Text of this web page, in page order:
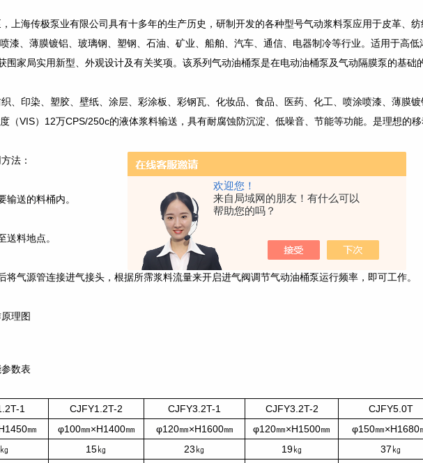
欢迎您！
来自局域网的朋友！有什么可以
帮助您的吗？
上海传极泵业有限公司具有十多年的生产历史，研制开发的各种型号气动浆料泵应用于皮革、
漆、薄膜镀铝、玻璃钢、塑钢、石油、矿业、船舶、汽车、通信、电器制冷等行业。适用于高
围家局实用新型、外观设计及有关奖项。该系列气动油桶泵是在电动油桶泵及气动隔膜泵的基础
、印染、塑胶、壁纸、涂层、彩涂板、彩钢瓦、化妆品、食品、医药、化工、喷涂喷漆、薄膜
（VIS）12万CPS/250c的液体浆料输送，具有耐腐蚀防沉淀、低噪音、节能等功能。是理想的
法：
送的料桶内。
料地点。
气源管连接进气接头，根据所霈浆料流量来开启进气阀调节气动油桶泵运行频率，即可工作。
理图
数表
1 CJFY1.2T-2 CJFY3.2T-1 CJFY3.2T-2
CJFY5.0T
㎜ φ100㎜×H1400㎜ φ120㎜×H1600㎜ φ120㎜×H1500㎜
φ150㎜×H1680
15㎏ 23㎏ 19㎏
37㎏